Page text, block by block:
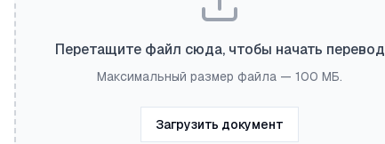
Перетащите файл сюда, чтобы начать перевод
Максимальный размер файла — 100 МБ.
Загрузить документ